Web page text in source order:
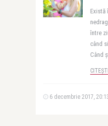
Există
între
când
Când
6 decembrie 2017,